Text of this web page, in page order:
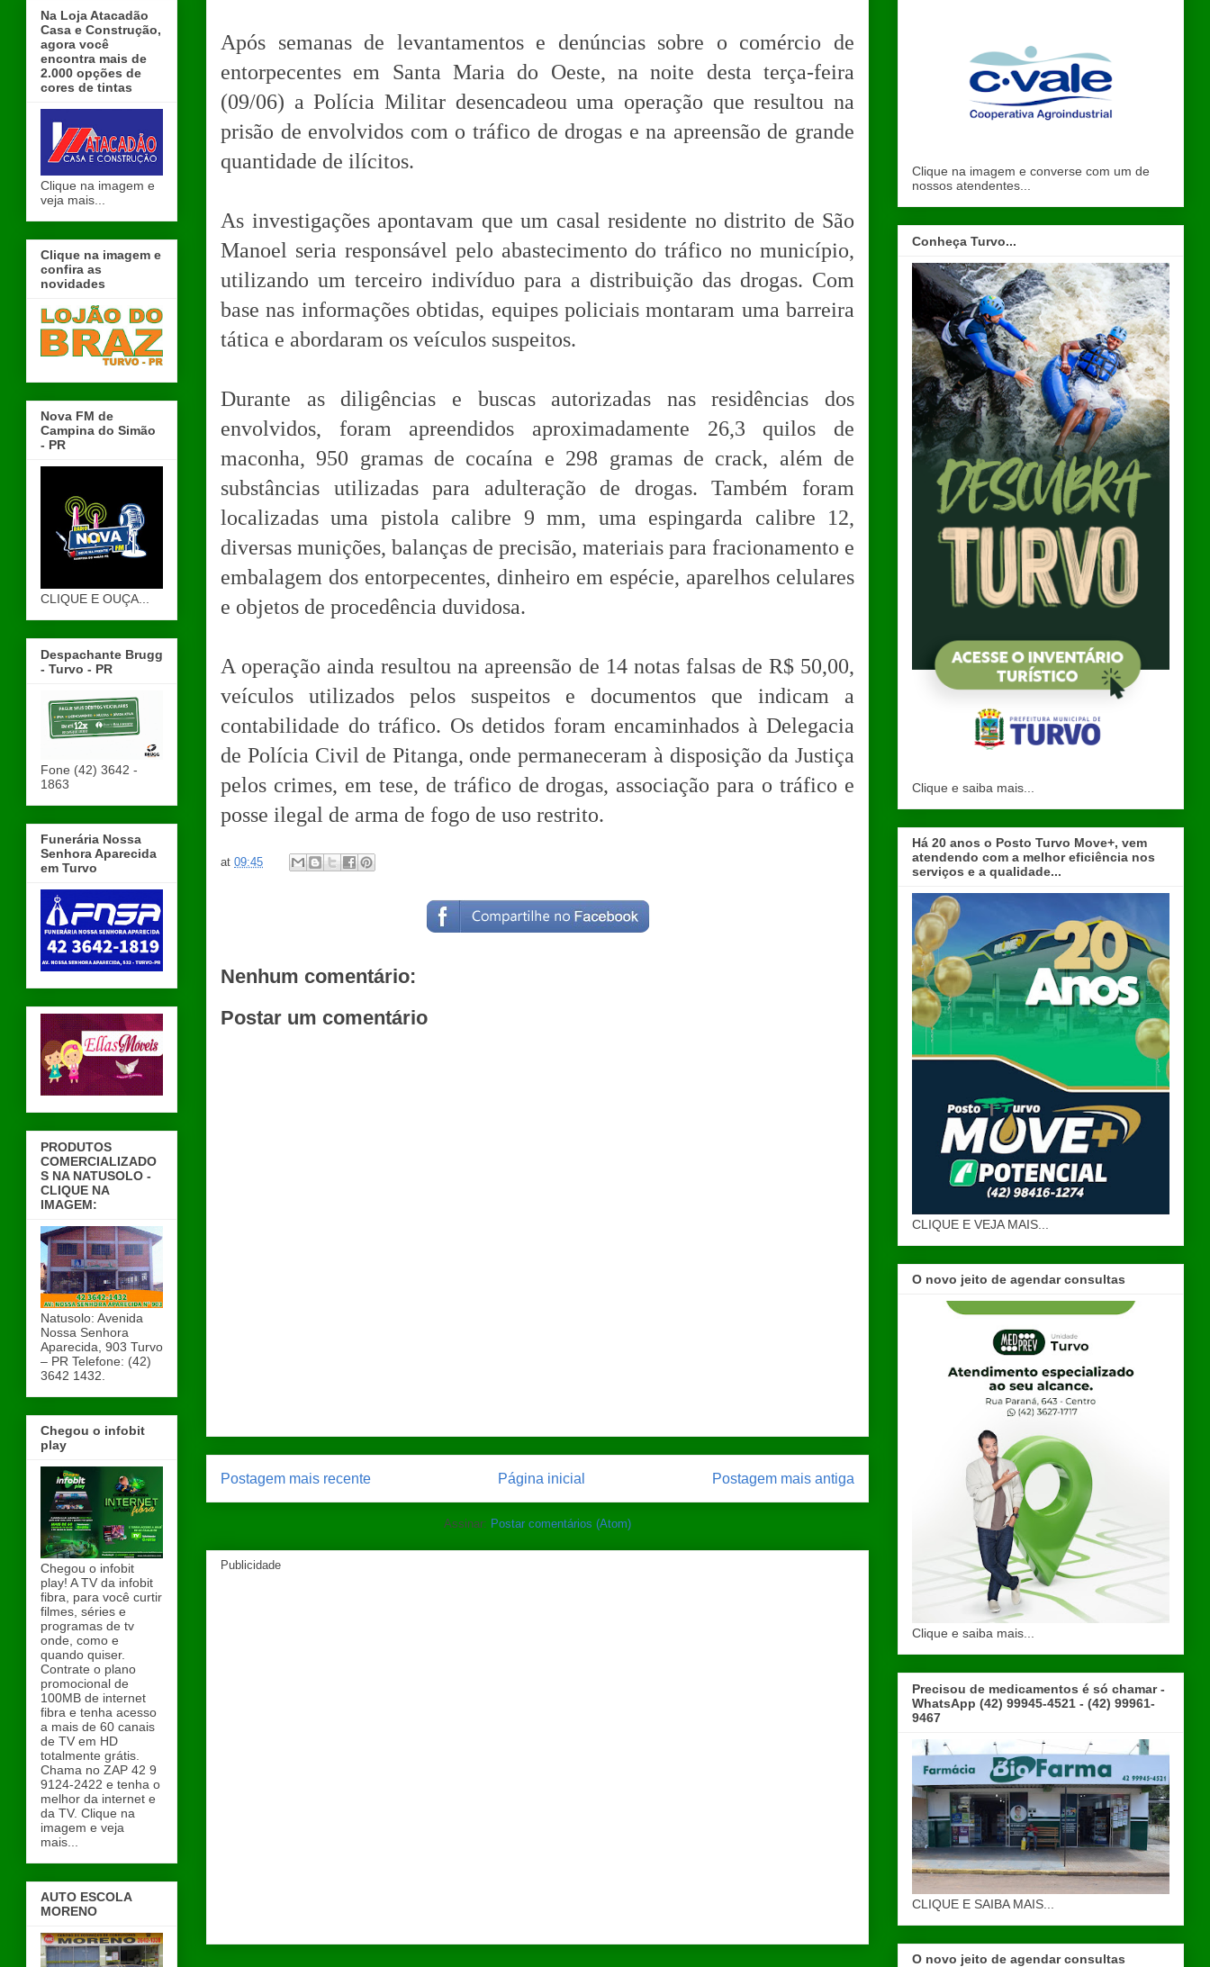
Após semanas de levantamentos e denúncias sobre o comércio de
entorpecentes em Santa Maria do Oeste, na noite desta terça-feira
(09/06) a Polícia Militar desencadeou uma operação que resultou na
prisão de envolvidos com o tráfico de drogas e na apreensão de grande
quantidade de ilícitos.
As investigações apontavam que um casal residente no distrito de São
Manoel seria responsável pelo abastecimento do tráfico no município,
utilizando um terceiro indivíduo para a distribuição das drogas. Com
base nas informações obtidas, equipes policiais montaram uma barreira
tática e abordaram os veículos suspeitos.
Durante as diligências e buscas autorizadas nas residências dos
envolvidos, foram apreendidos aproximadamente 26,3 quilos de
maconha, 950 gramas de cocaína e 298 gramas de crack, além de
substâncias utilizadas para adulteração de drogas. Também foram
localizadas uma pistola calibre 9 mm, uma espingarda calibre 12,
diversas munições, balanças de precisão, materiais para fracionamento e
embalagem dos entorpecentes, dinheiro em espécie, aparelhos celulares
e objetos de procedência duvidosa.
A operação ainda resultou na apreensão de 14 notas falsas de R$ 50,00,
veículos utilizados pelos suspeitos e documentos que indicam a
contabilidade do tráfico. Os detidos foram encaminhados à Delegacia
de Polícia Civil de Pitanga, onde permaneceram à disposição da Justiça
pelos crimes, em tese, de tráfico de drogas, associação para o tráfico e
posse ilegal de arma de fogo de uso restrito.
at 09:45
Nenhum comentário:
Postar um comentário
Postagem mais recente Postagem mais antiga
Página inicial
Assinar: Postar comentários (Atom)
Publicidade
Na Loja Atacadão
Casa e Construção,
agora você
encontra mais de
2.000 opções de
cores de tintas
Clique na imagem e
veja mais...
Clique na imagem e
confira as
novidades
Nova FM de
Campina do Simão
- PR
CLIQUE E OUÇA...
Despachante Brugg
- Turvo - PR
Fone (42) 3642 -
1863
Funerária Nossa
Senhora Aparecida
em Turvo
PRODUTOS
COMERCIALIZADO
S NA NATUSOLO -
CLIQUE NA
IMAGEM:
Natusolo: Avenida
Nossa Senhora
Aparecida, 903 Turvo
– PR Telefone: (42)
3642 1432.
Chegou o infobit
play
Chegou o infobit
play! A TV da infobit
fibra, para você curtir
filmes, séries e
programas de tv
onde, como e
quando quiser.
Contrate o plano
promocional de
100MB de internet
fibra e tenha acesso
a mais de 60 canais
de TV em HD
totalmente grátis.
Chama no ZAP 42 9
9124-2422 e tenha o
melhor da internet e
da TV. Clique na
imagem e veja
mais...
AUTO ESCOLA
MORENO
Clique na imagem e converse com um de
nossos atendentes...
Conheça Turvo...
Clique e saiba mais...
Há 20 anos o Posto Turvo Move+, vem
atendendo com a melhor eficiência nos
serviços e a qualidade...
CLIQUE E VEJA MAIS...
O novo jeito de agendar consultas
Clique e saiba mais...
Precisou de medicamentos é só chamar -
WhatsApp (42) 99945-4521 - (42) 99961-
9467
CLIQUE E SAIBA MAIS...
O novo jeito de agendar consultas